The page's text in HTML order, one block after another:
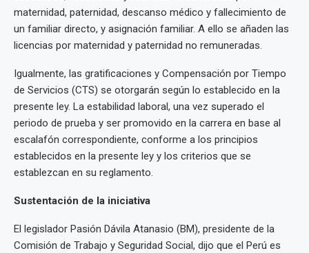
maternidad, paternidad, descanso médico y fallecimiento de
un familiar directo, y asignación familiar. A ello se añaden las
licencias por maternidad y paternidad no remuneradas.
Igualmente, las gratificaciones y Compensación por Tiempo
de Servicios (CTS) se otorgarán según lo establecido en la
presente ley. La estabilidad laboral, una vez superado el
periodo de prueba y ser promovido en la carrera en base al
escalafón correspondiente, conforme a los principios
establecidos en la presente ley y los criterios que se
establezcan en su reglamento.
Sustentación de la iniciativa
El legislador Pasión Dávila Atanasio (BM), presidente de la
Comisión de Trabajo y Seguridad Social, dijo que el Perú es